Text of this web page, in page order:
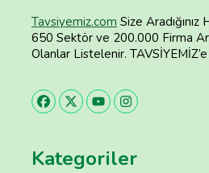
Tavsiyemiz.com Size
650 Sektör ve 200.000 Firma
Olanlar Listelenir. TAVSİYEMİZ’e
Kategoriler